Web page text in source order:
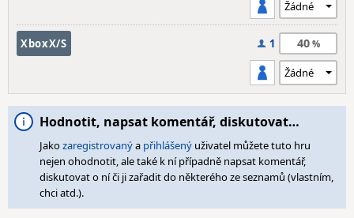
XboxX/S 1 40
Hodnotit, napsat komentář, diskutovat…
Jakozaregistrovanýa přihlášený uživatel můžete tuto hru
nejen ohodnotit, ale také k ní případně napsat komentář,
diskutovat o ní či ji zařadit do některého ze seznamů (vlastním,
chci atd.).